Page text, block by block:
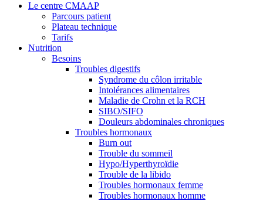
Le centre CMAAP
Parcours patient
Plateau technique
Tarifs
Nutrition
Besoins
Troubles digestifs
Syndrome du côlon irritable
Intolérances alimentaires
Maladie de Crohn et la RCH
SIBO/SIFO
Douleurs abdominales chroniques
Troubles hormonaux
Burn out
Trouble du sommeil
Hypo/Hyperthyroïdie
Trouble de la libido
Troubles hormonaux femme
Troubles hormonaux homme